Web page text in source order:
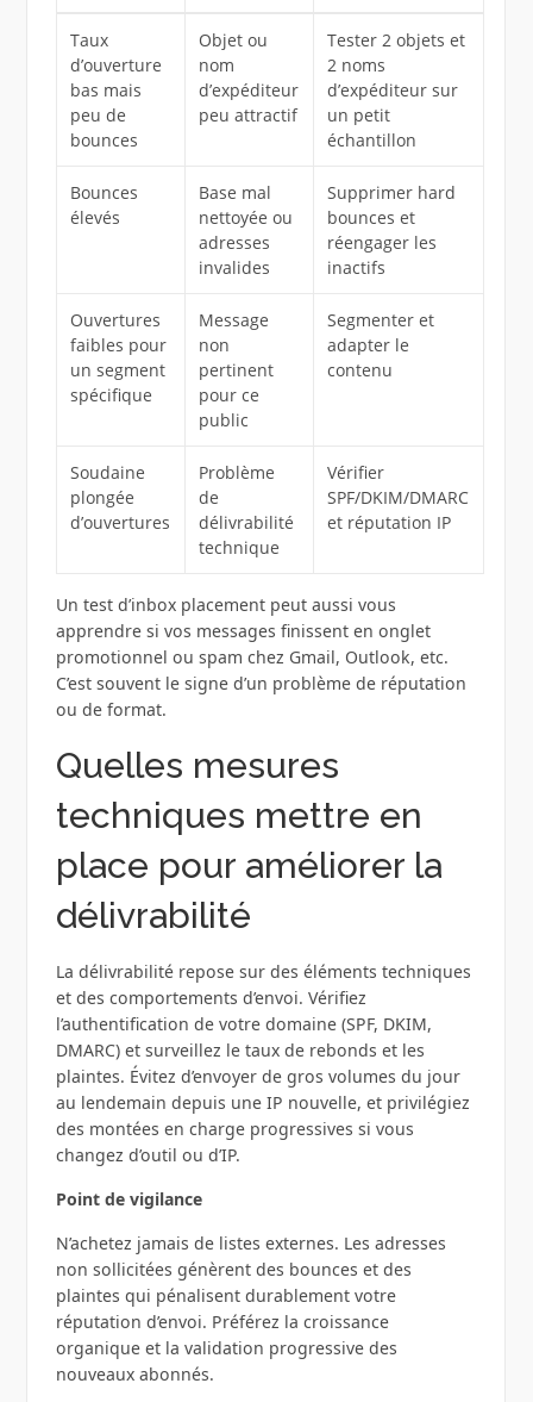
Taux
d’ouverture
bas mais
peu de
bounces
Objet ou
nom
d’expéditeur
peu attractif
Tester 2 objets et
2 noms
d’expéditeur sur
un petit
échantillon
Bounces
élevés
Base mal
nettoyée ou
adresses
invalides
Supprimer hard
bounces et
réengager les
inactifs
Ouvertures
faibles pour
un segment
spécifique
Message
non
pertinent
pour ce
public
Segmenter et
adapter le
contenu
Soudaine
plongée
d’ouvertures
Problème
de
délivrabilité
technique
Vérifier
SPF/DKIM/DMARC
et réputation IP
Un test d’inbox placement peut aussi vous
apprendre si vos messages finissent en onglet
promotionnel ou spam chez Gmail, Outlook, etc.
C’est souvent le signe d’un problème de réputation
ou de format.
Quelles mesures
techniques mettre en
place pour améliorer la
délivrabilité
La délivrabilité repose sur des éléments techniques
et des comportements d’envoi. Vérifiez
l’authentification de votre domaine (SPF, DKIM,
DMARC) et surveillez le taux de rebonds et les
plaintes. Évitez d’envoyer de gros volumes du jour
au lendemain depuis une IP nouvelle, et privilégiez
des montées en charge progressives si vous
changez d’outil ou d’IP.
Point de vigilance
N’achetez jamais de listes externes. Les adresses
non sollicitées génèrent des bounces et des
plaintes qui pénalisent durablement votre
réputation d’envoi. Préférez la croissance
organique et la validation progressive des
nouveaux abonnés.